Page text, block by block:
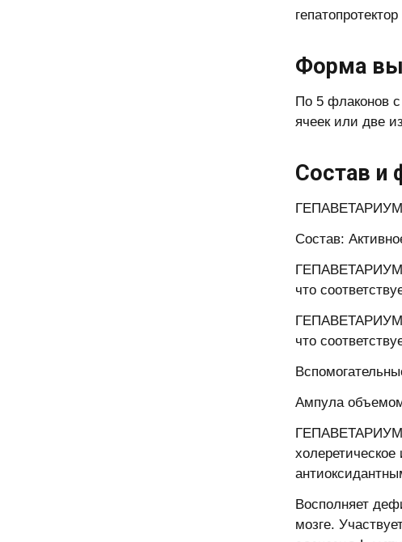
Форма
По 5 флаконов
ячеек или две
Состав и
ГЕПАВЕТАРИУМ®
Состав:
что
что
Ампула
ГЕПАВЕТАРИУМ®
Восполняет
мозге.